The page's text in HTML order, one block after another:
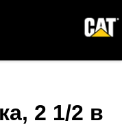
2 1/2 в